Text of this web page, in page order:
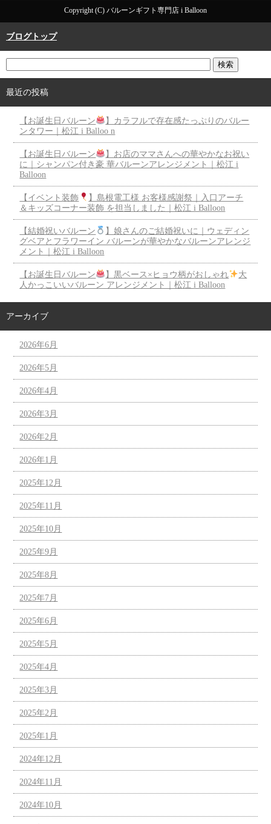
Copyright (C) バルーンギフト専門店 i Balloon
ブログトップ
最近の投稿
【お誕生日バルーン
】カラフルで存在感たっぷりのバルー
ンタワー｜松江 i Balloo n
【お誕生日バルーン
】お店のママさんへの華やかなお祝い
に｜シャンパン付き豪 華バルーンアレンジメント｜松江 i
Balloon
【イベント装飾
】島根電工様 お客様感謝祭｜入口アーチ
＆キッズコーナー装飾 を担当しました｜松江 i Balloon
【結婚祝いバルーン
】娘さんのご結婚祝いに｜ウェディン
グベアとフラワーイン バルーンが華やかなバルーンアレンジ
メント｜松江 i Balloon
【お誕生日バルーン 】黒ベース×ヒョウ柄がおしゃれ
大
人かっこいいバルーン アレンジメント｜松江 i Balloon
アーカイブ
2026年6月
2026年5月
2026年4月
2026年3月
2026年2月
2026年1月
2025年12月
2025年11月
2025年10月
2025年9月
2025年8月
2025年7月
2025年6月
2025年5月
2025年4月
2025年3月
2025年2月
2025年1月
2024年12月
2024年11月
2024年10月